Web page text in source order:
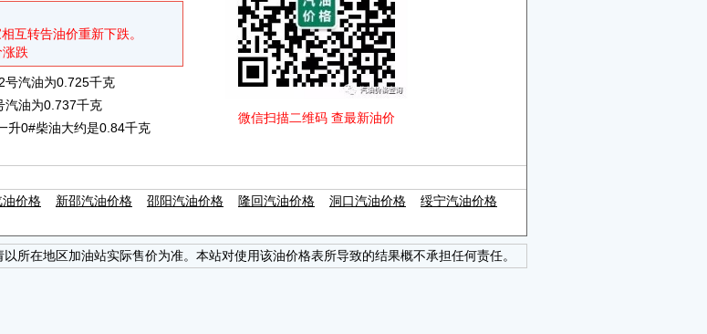
互转告油价重新下跌。
跌
号汽油为0.725千克
汽油为0.737千克
0#柴油大约是0.84千克
微信扫描二维码 查最新油价
价格 新邵汽油价格 邵阳汽油价格 隆回汽油价格 洞口汽油价格
绥宁汽油价格
所在地区加油站实际售价为准。本站对使用该油价格表所导致的结果概不承担任何责任。